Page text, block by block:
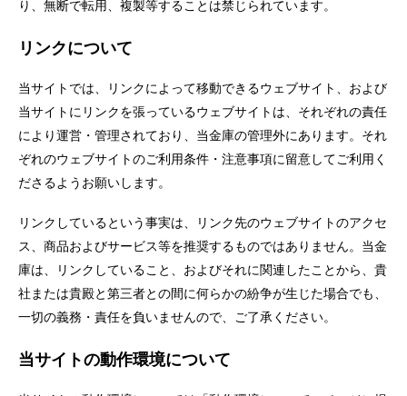
り、無断で転用、複製等することは禁じられています。
リンクについて
当サイトでは、リンクによって移動できるウェブサイト、および
当サイトにリンクを張っているウェブサイトは、それぞれの責任
により運営・管理されており、当金庫の管理外にあります。それ
ぞれのウェブサイトのご利用条件・注意事項に留意してご利用く
ださるようお願いします。
リンクしているという事実は、リンク先のウェブサイトのアクセ
ス、商品およびサービス等を推奨するものではありません。当金
庫は、リンクしていること、およびそれに関連したことから、貴
社または貴殿と第三者との間に何らかの紛争が生じた場合でも、
一切の義務・責任を負いませんので、ご了承ください。
当サイトの動作環境について